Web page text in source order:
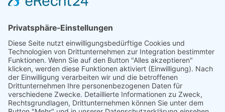
Mayschoß
Bonn
Beliebte Kategorien
Aufsitzrasenmäher
Mähroboter
Motorsäge
Schneefräse
Akku